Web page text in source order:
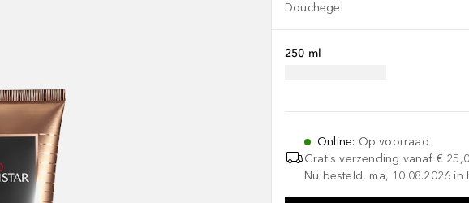
Douchegel
250 ml
Online: Op voorraad
Gratis verzending vanaf €
Nu besteld, ma, 10.08.2026 in